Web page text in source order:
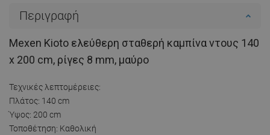
Περιγραφή
Mexen Kioto ελεύθερη σταθερή καμπίνα ντους 140
x 200 cm, ρίγες 8 mm, μαύρο
Τεχνικές λεπτομέρειες:
Πλάτος: 140 cm
Ύψος: 200 cm
Τοποθέτηση: Καθολική